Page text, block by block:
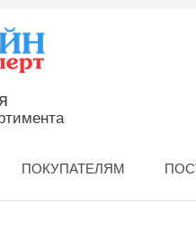
ПОКУПАТЕЛЯМ